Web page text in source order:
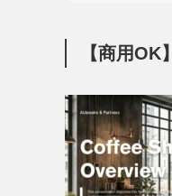
【商用